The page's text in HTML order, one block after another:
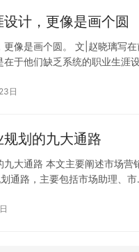
计，更像是画个圆
更像是画个圆。 文|赵晓璃写
在于他们缺乏系统的职业生涯
日
划的九大通路
九大通路 本文主要阐述市场
通路，主要包括市场助理、